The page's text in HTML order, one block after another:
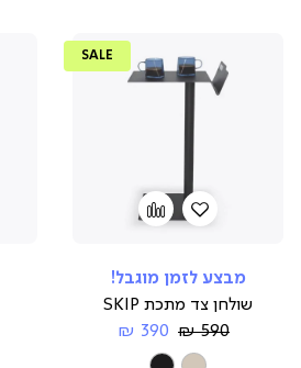
הוספהAdd
SALE
מבצע לזמן מוגבל!
שולחן צד מתכת SKIP
החל390 ₪
Regular590 ₪
צבע